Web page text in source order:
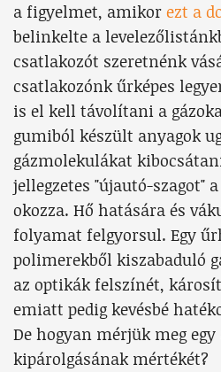
a figyelmet, amikor ezt a
belinkelte a
csatlakozót szeretnénk
csatlakozónk űrképes
is el kell távolítani a
gumiból készült anyagok
gázmolekulákat
jellegzetes "újautó-szagot"
okozza. Hő hatására és
folyamat felgyorsul. Egy
polimerekből kiszabaduló
az optikák felszínét,
emiatt pedig kevésbé
De hogyan mérjük meg
kipárolgásának mértékét?